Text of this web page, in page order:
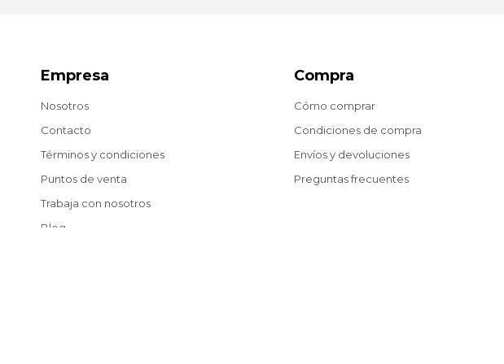
Empresa
Nosotros
Contacto
Términos y condiciones
Puntos de venta
Trabaja con nosotros
Blog
Compra
Cómo comprar
Condiciones de compra
Envíos y devoluciones
Preguntas frecuentes